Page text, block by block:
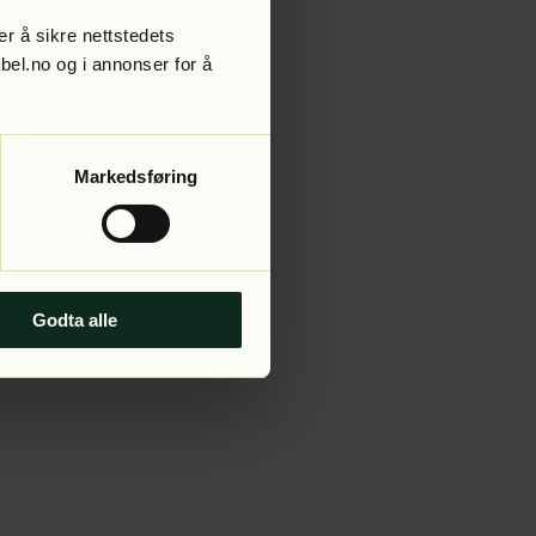
å sikre nettstedets
og i annonser for å
Markedsføring
Godta alle